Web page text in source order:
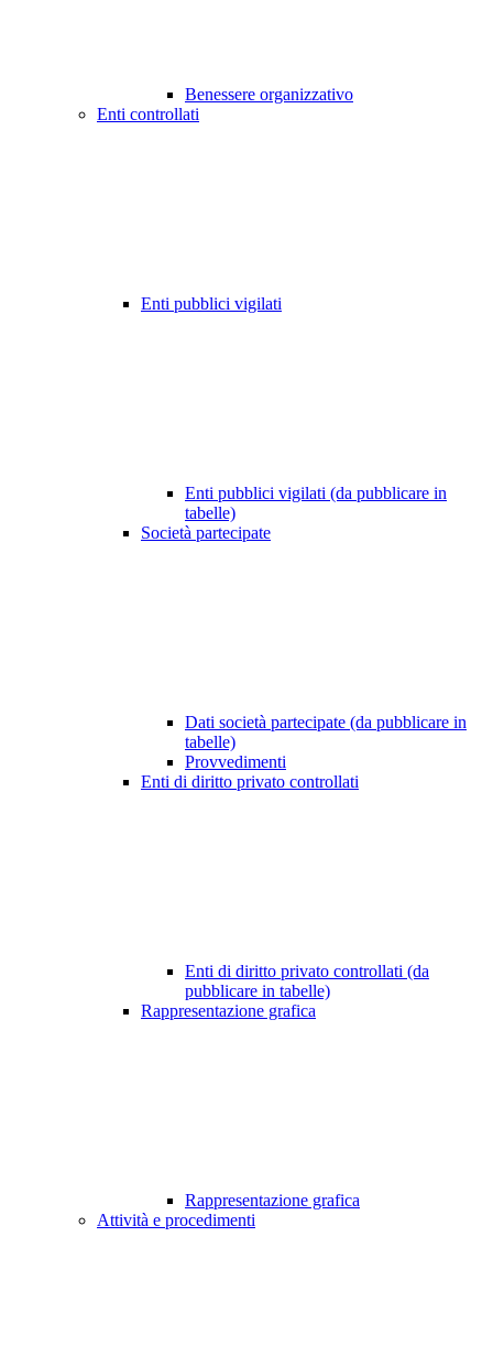
Benessere organizzativo
Enti controllati
Enti pubblici vigilati
Enti pubblici vigilati (da pubblicare in
tabelle)
Società partecipate
Dati società partecipate (da pubblicare in
tabelle)
Provvedimenti
Enti di diritto privato controllati
Enti di diritto privato controllati (da
pubblicare in tabelle)
Rappresentazione grafica
Rappresentazione grafica
Attività e procedimenti